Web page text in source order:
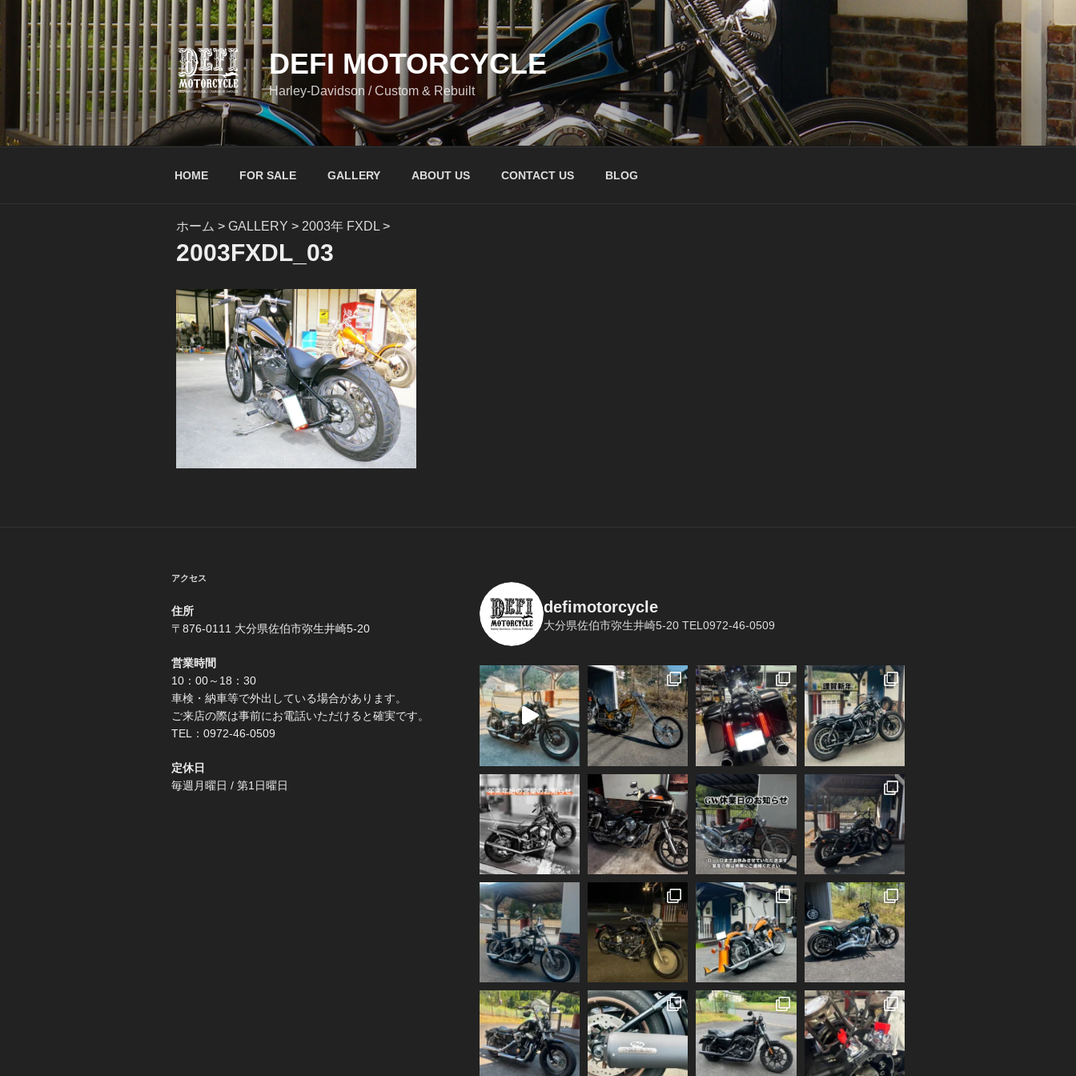
ン
テ
ン
キ
DEFI MOTORCYCLE
Harley-Davidson / Custom & Rebuilt
HOME FOR SALE GALLERY ABOUT US CONTACT US BLOG
ホーム > GALLERY > 2003年 FXDL >
2003FXDL_03
アクセス
住所
〒876-0111 大分県佐伯市弥生井崎5-20
営業時間
10：00～18：30
車検・納車等で外出している場合があります。
ご来店の際は事前にお電話いただけると確実です。
TEL：0972-46-0509
定休日
毎週月曜日 / 第1日曜日
defimotorcycle
大分県佐伯市弥生井崎5-20TEL0972-46-0509